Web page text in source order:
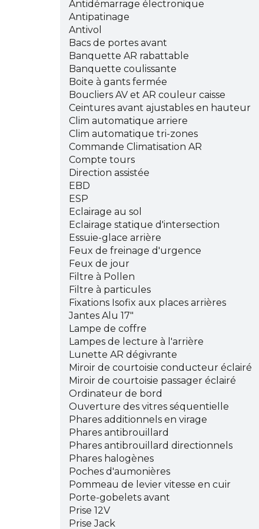
Antidémarrage électronique
Antipatinage
Antivol
Bacs de portes avant
Banquette AR rabattable
Banquette coulissante
Boite à gants fermée
Boucliers AV et AR couleur caisse
Ceintures avant ajustables en hauteur
Clim automatique arriere
Clim automatique tri-zones
Commande Climatisation AR
Compte tours
Direction assistée
EBD
ESP
Eclairage au sol
Eclairage statique d'intersection
Essuie-glace arrière
Feux de freinage d'urgence
Feux de jour
Filtre à Pollen
Filtre à particules
Fixations Isofix aux places arrières
Jantes Alu 17"
Lampe de coffre
Lampes de lecture à l'arrière
Lunette AR dégivrante
Miroir de courtoisie conducteur éclairé
Miroir de courtoisie passager éclairé
Ordinateur de bord
Ouverture des vitres séquentielle
Phares additionnels en virage
Phares antibrouillard
Phares antibrouillard directionnels
Phares halogènes
Poches d'aumonières
Pommeau de levier vitesse en cuir
Porte-gobelets avant
Prise 12V
Prise Jack